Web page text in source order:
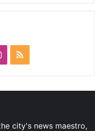
Instagram
RSS